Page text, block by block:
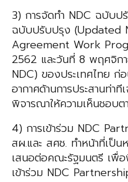
3) การจัดทำ NDC ฉบับป
ฉบับปรับปรุง (Updated
Agreement Work
2562 และวันที่ 8 พฤศจิก
NDC) ของประเทศไทย ก่
อากาศด้านการประสานท่า
พิจารณาให้ความเห็นชอบ
4) การเข้าร่วม NDC
สผ.และ สศช. ทำหน้าที่เป็
เสนอต่อคณะรัฐมนตรี เพื่อ
เข้าร่วม NDC